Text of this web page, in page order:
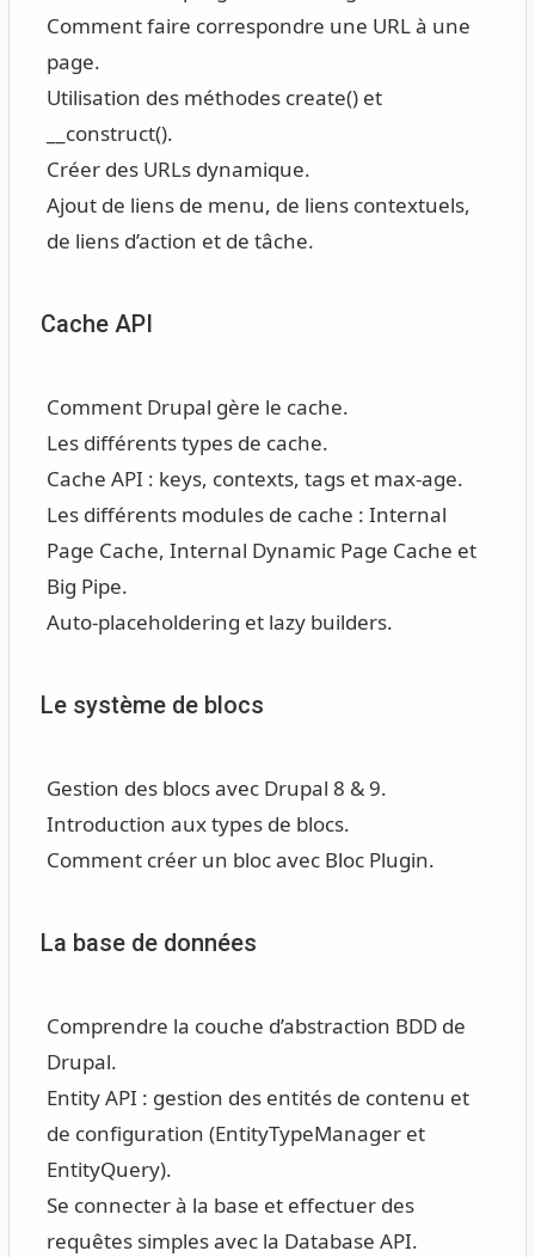
Comment faire correspondre une URL à une
page.
Utilisation des méthodes create() et
__construct().
Créer des URLs dynamique.
Ajout de liens de menu, de liens contextuels,
de liens d’action et de tâche.
Cache API
Comment Drupal gère le cache.
Les différents types de cache.
Cache API : keys, contexts, tags et max-age.
Les différents modules de cache : Internal
Page Cache, Internal Dynamic Page Cache et
Big Pipe.
Auto-placeholdering et lazy builders.
Le système de blocs
Gestion des blocs avec Drupal 8 & 9.
Introduction aux types de blocs.
Comment créer un bloc avec Bloc Plugin.
La base de données
Comprendre la couche d’abstraction BDD de
Drupal.
Entity API : gestion des entités de contenu et
de configuration (EntityTypeManager et
EntityQuery).
Se connecter à la base et effectuer des
requêtes simples avec la Database API.